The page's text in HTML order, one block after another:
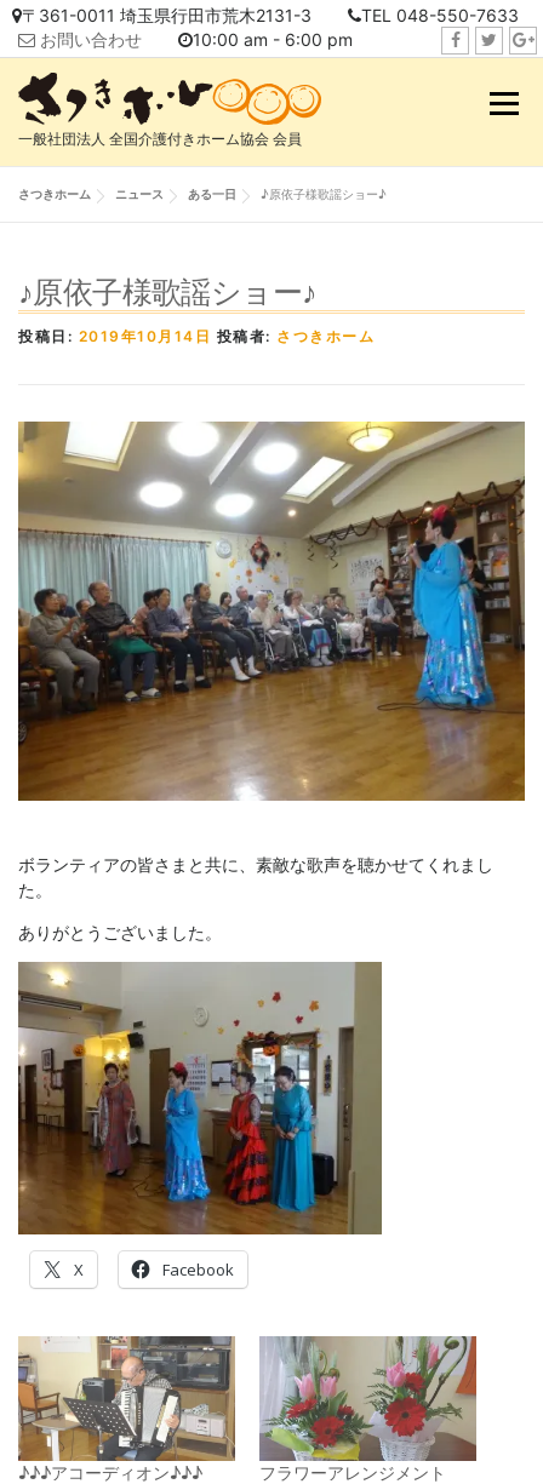
コ
テ
ス
〒361-0011 埼玉県行田市荒木2131-3
TEL 048-550-7633
お問い合わせ
10:00 am - 6:00 pm
w
i
一般社団法人 全国介護付きホーム協会 会員
メニュ
さつきホーム ニュース ある一日 ♪原依子様歌謡ショー♪
♪原依子様歌謡ショー♪
投稿日: 2019年10月14日 投稿者: さつきホーム
ボランティアの皆さまと共に、素敵な歌声を聴かせてくれまし
た。
ありがとうございました。
X Facebook
♪♪♪アコーディオン♪♪♪
フラワーアレンジメント